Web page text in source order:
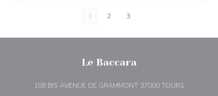
1 2 3
Le Baccara
108 BIS AVENUE DE GRAMMONT 37000 TOURS((opens in